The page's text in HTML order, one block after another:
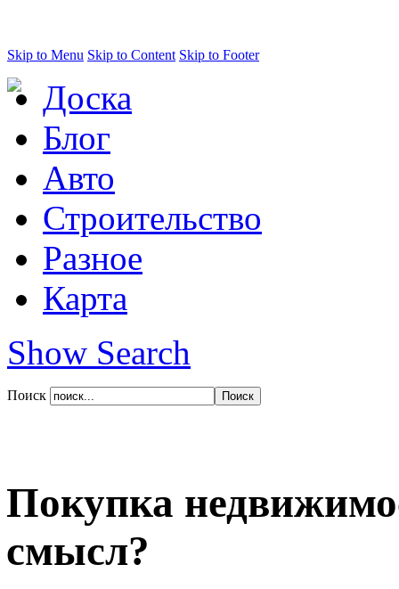
Skip to Menu Skip to Content Skip to Footer
Доска
Блог
Авто
Строительство
Разное
Карта
Show Search
Поиск
Покупка
смысл?